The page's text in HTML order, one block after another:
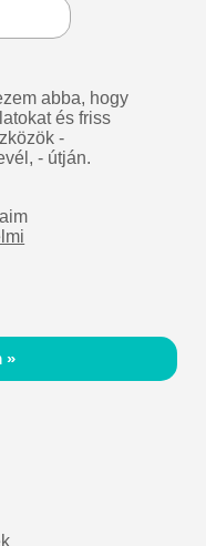
abba, hogy
és friss
-
- útján.
»